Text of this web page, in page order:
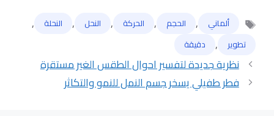
الوسوم
ألماني , الحجم , الحركة , النحل , النحلة ,
تطوير , دقيقة
نظرية جديدة لتفسير احوال الطقس الغير مستقرة
فطر طفيلي يسخر جسم النمل للنمو والتكاثر